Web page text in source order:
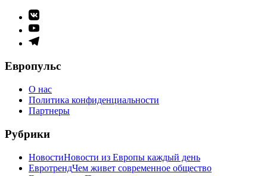
Элемент
меню
Элемент
меню
Элемент
Европульс
О нас
Политика конфиденциальности
Партнеры
Рубрики
НовостиНовости из Европы каждый день
ЕвротрендЧем живет современное общество